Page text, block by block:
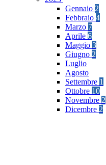
Gennaio 2
Febbraio 4
Marzo 7
Aprile 6
Maggio 3
Giugno 2
Luglio
Agosto
Settembre 1
Ottobre 10
Novembre 2
Dicembre 2